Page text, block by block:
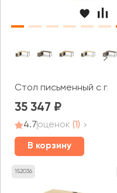
Стол письменный с
35 347
4.7оценок (1)
В корзину
152036